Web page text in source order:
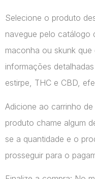
Selecione o produto
navegue pelo catálogo
maconha ou skunk que
informações
estirpe, THC e CBD,
Adicione ao carrinho
produto chame algum
se a quantidade e o
prosseguir para o